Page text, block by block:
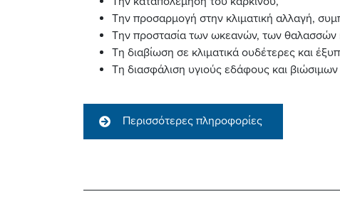
Την προσαρμογή στην κλιματική αλλαγή,
Την προστασία των ωκεανών, των θαλασσών
Τη διαβίωση σε κλιματικά ουδέτερες και
Τη διασφάλιση υγιούς εδάφους και
Περισσότερες πληροφορίες